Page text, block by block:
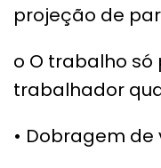
projeção de
o O trabalho
trabalhador
• Dobragem de